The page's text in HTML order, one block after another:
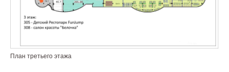
План третьего этажа